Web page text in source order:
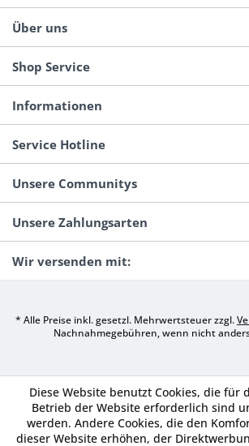
Über uns
Shop Service
Informationen
Service Hotline
Unsere Communitys
Unsere Zahlungsarten
Wir versenden mit:
* Alle Preise inkl. gesetzl. Mehrwertsteuer zzgl.
Nachnahmegebühren, wenn nicht
Diese Website benutzt Cookies, die für
Betrieb der Website erforderlich sind
werden. Andere Cookies, die den
dieser Website erhöhen, der